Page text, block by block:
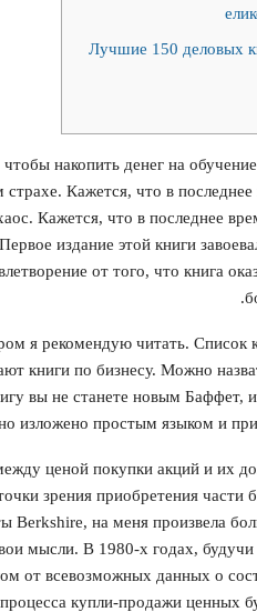
Лучшие 150 деловых
накопить денег на
страхе. Кажется, что в
Кажется, что в последнее
издание этой книги
от того, что книга
я рекомендую читать. Список
книги по бизнесу. Можно
вы не станете новым Баффет,
изложено простым языком и
ценой покупки акций и их
зрения приобретения части
на меня произвела
мысли. В 1980-х годах,
от всевозможных данных о
купли-продажи ценных